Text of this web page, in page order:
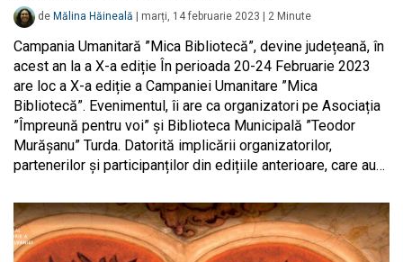
de Mălina Hăineală marți, 14 februarie 2023 2 Minute
Campania Umanitară ”Mica Bibliotecă”, devine județeană, în
acest an la a X-a ediție În perioada 20-24 Februarie 2023
are loc a X-a ediție a Campaniei Umanitare ”Mica
Bibliotecă”. Evenimentul, îi are ca organizatori pe Asociația
”Împreună pentru voi” și Biblioteca Municipală ”Teodor
Murășanu” Turda. Datorită implicării organizatorilor,
partenerilor și participanților din edițiile anterioare, care au…